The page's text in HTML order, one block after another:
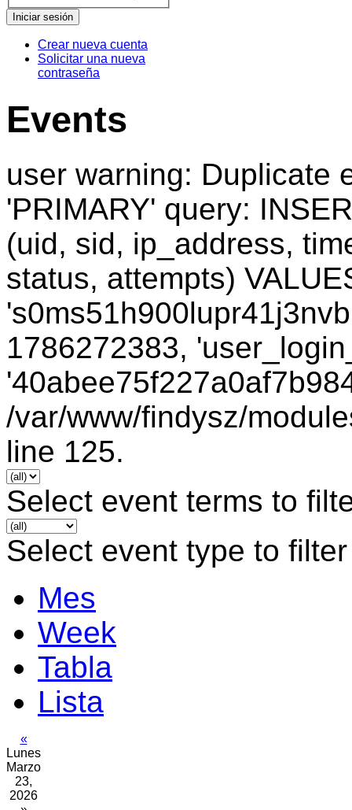
Crear nueva cuenta
Solicitar una nueva
contraseña
Events
user warning: Duplicate
'PRIMARY' query:
(uid, sid, ip_address,
status, attempts)
1786272383,
/var/www/findysz/
line 125.
Select event terms to
Select event type to
Mes
Week
Tabla
Lista
«
Lunes
Marzo
23,
2026